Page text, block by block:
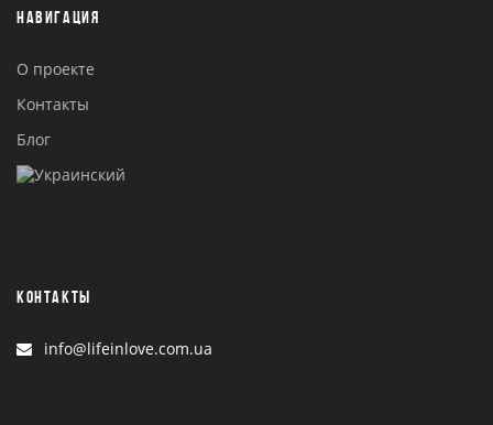
НАВИГАЦИЯ
О проекте
Контакты
Блог
КОНТАКТЫ
info@lifeinlove.com.ua